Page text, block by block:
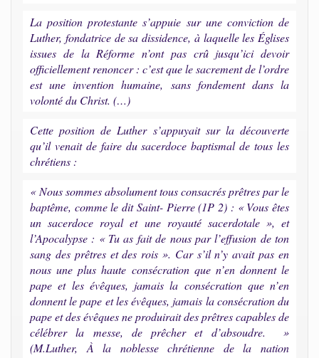
La position protestante s’appuie sur une conviction de
Luther, fondatrice de sa dissidence, à laquelle les Églises
issues de la Réforme n’ont pas crû jusqu’ici devoir
officiellement renoncer : c’est que le sacrement de l’ordre
est une invention humaine, sans fondement dans la
volonté du Christ. (…)
Cette position de Luther s’appuyait sur la découverte
qu’il venait de faire du sacerdoce baptismal de tous les
chrétiens :
« Nous sommes absolument tous consacrés prêtres par le
baptême, comme le dit Saint- Pierre (1P 2) : « Vous êtes
un sacerdoce royal et une royauté sacerdotale », et
l’Apocalypse : « Tu as fait de nous par l’effusion de ton
sang des prêtres et des rois ». Car s’il n’y avait pas en
nous une plus haute consécration que n’en donnent le
pape et les évêques, jamais la consécration que n’en
donnent le pape et les évêques, jamais la consécration du
pape et des évêques ne produirait des prêtres capables de
célébrer la messe, de prêcher et d’absoudre. »
(M.Luther, À la noblesse chrétienne de la nation